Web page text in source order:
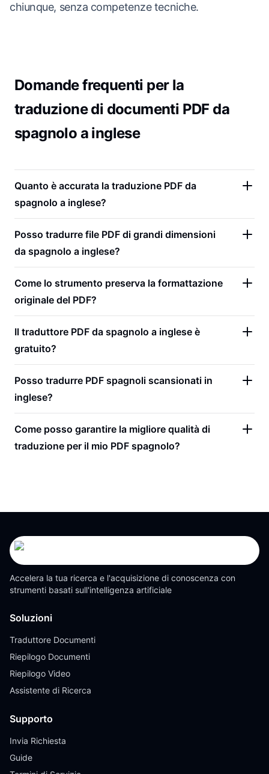
chiunque, senza competenze tecniche.
Domande frequenti per la
traduzione di documenti PDF da
spagnolo a inglese
Quanto è accurata la traduzione PDF da
spagnolo a inglese?
Posso tradurre file PDF di grandi dimensioni
da spagnolo a inglese?
Come lo strumento preserva la formattazione
originale del PDF?
Il traduttore PDF da spagnolo a inglese è
gratuito?
Posso tradurre PDF spagnoli scansionati in
inglese?
Come posso garantire la migliore qualità di
traduzione per il mio PDF spagnolo?
Accelera la tua ricerca e l'acquisizione di conoscenza con
strumenti basati sull'intelligenza artificiale
Soluzioni
Traduttore Documenti
Riepilogo Documenti
Riepilogo Video
Assistente di Ricerca
Supporto
Invia Richiesta
Guide